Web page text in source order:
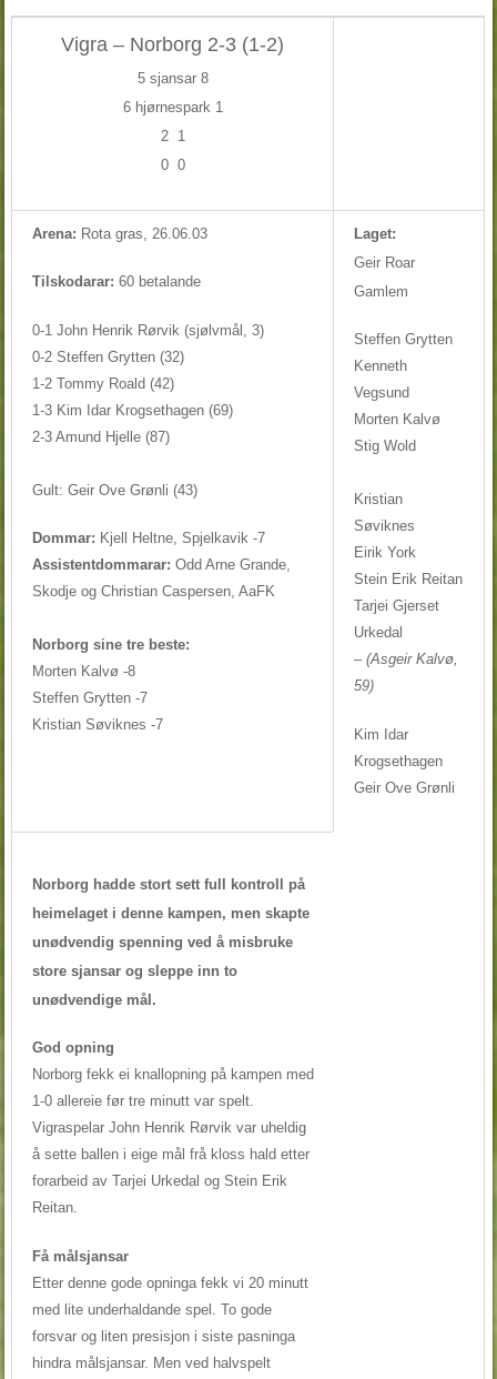
Vigra – Norborg 2-3 (1-2)
5 sjansar 8
6 hjørnespark 1
2 1
0 0
Arena: Rota gras, 26.06.03
Tilskodarar: 60 betalande
0-1 John Henrik Rørvik (sjølvmål, 3)
0-2 Steffen Grytten (32)
1-2 Tommy Roald (42)
1-3 Kim Idar Krogsethagen (69)
2-3 Amund Hjelle (87)
Gult: Geir Ove Grønli (43)
Dommar: Kjell Heltne, Spjelkavik -7
Assistentdommarar: Odd Arne Grande,
Skodje og Christian Caspersen, AaFK
Norborg sine tre beste:
Morten Kalvø -8
Steffen Grytten -7
Kristian Søviknes -7
Laget:
Geir Roar
Gamlem
Steffen Grytten
Kenneth
Vegsund
Morten Kalvø
Stig Wold
Kristian
Søviknes
Eirik York
Stein Erik Reitan
Tarjei Gjerset
Urkedal
– (Asgeir Kalvø,
59)
Kim Idar
Krogsethagen
Geir Ove Grønli
Norborg hadde stort sett full kontroll på
heimelaget i denne kampen, men skapte
unødvendig spenning ved å misbruke
store sjansar og sleppe inn to
unødvendige mål.
God opning
Norborg fekk ei knallopning på kampen med
1-0 allereie før tre minutt var spelt.
Vigraspelar John Henrik Rørvik var uheldig
å sette ballen i eige mål frå kloss hald etter
forarbeid av Tarjei Urkedal og Stein Erik
Reitan.
Få målsjansar
Etter denne gode opninga fekk vi 20 minutt
med lite underhaldande spel. To gode
forsvar og liten presisjon i siste pasninga
hindra målsjansar. Men ved halvspelt